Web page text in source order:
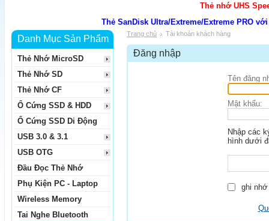
Thẻ nhớ UHS
Thẻ SanDisk Ultra/Extreme/Extreme PRO
Trang chủ Tài khoản khách hàng
Đăng nhập
Tên đăng
Mật khẩu:
Nhập các
hình dưới
ghi
Danh Mục Sản Phẩm
Thẻ Nhớ MicroSD
Thẻ Nhớ SD
Thẻ Nhớ CF
Ổ Cứng SSD & HDD
Ổ Cứng SSD Di Động
USB 3.0 & 3.1
USB OTG
Đầu Đọc Thẻ Nhớ
Phụ Kiện PC - Laptop
Wireless Memory
Tai Nghe Bluetooth